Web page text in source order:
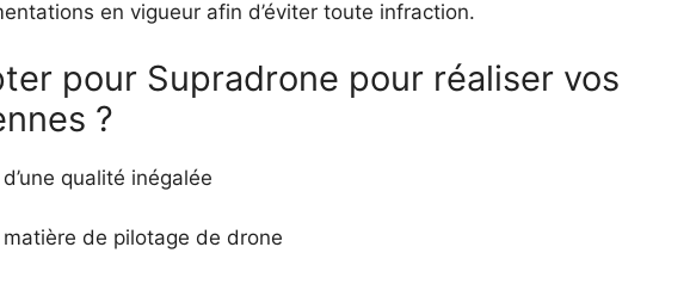
en vigueur afin d’éviter toute infraction.
pour Supradrone pour réaliser vos
?
qualité inégalée
de pilotage de drone